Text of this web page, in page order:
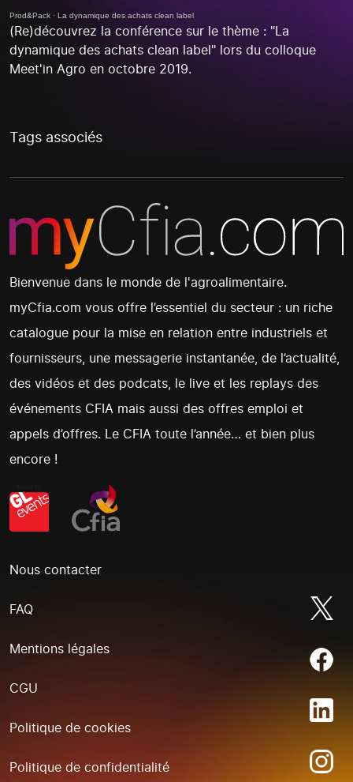
Prod&Pack · La dynamique des achats clean label
(Re)découvrez la conférence sur le thème : "La
dynamique des achats clean label" lors du colloque
Meet'in Agro en octobre 2019.
Tags associés
Bienvenue dans le monde de l'agroalimentaire.
myCfia.com vous offre l’essentiel du secteur : un riche
catalogue pour la mise en relation entre industriels et
fournisseurs, une messagerie instantanée, de l’actualité,
des vidéos et des podcats, le live et les replays des
événements CFIA mais aussi des offres emploi et
appels d’offres. Le CFIA toute l’année… et bien plus
encore !
Nous contacter
FAQ
Mentions légales
CGU
Politique de cookies
Politique de confidentialité